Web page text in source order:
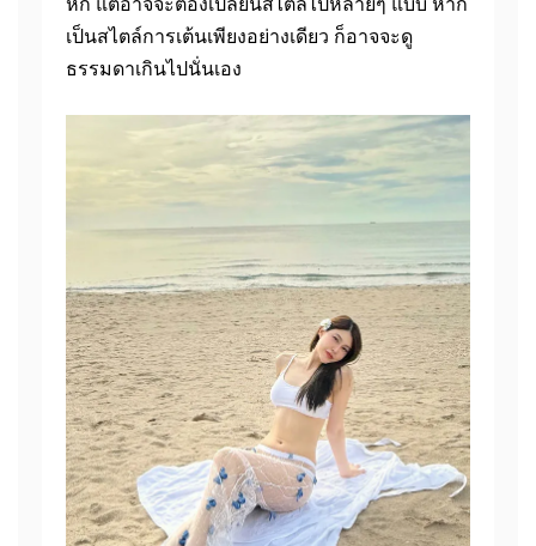
เป็นสไตล์การเต้นเพียงอย่างเดียว ก็อาจจะดู
ธรรมดาเกินไปนั่นเอง